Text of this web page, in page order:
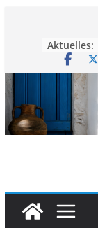
Aktuelles: